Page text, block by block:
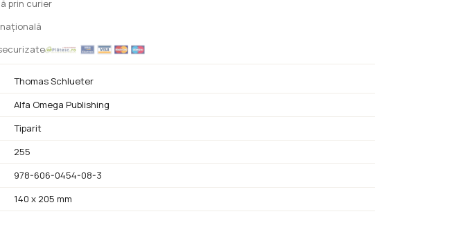
prin curier
Thomas Schlueter
Alfa Omega Publishing
Tiparit
255
978-606-0454-08-3
140 x 205 mm